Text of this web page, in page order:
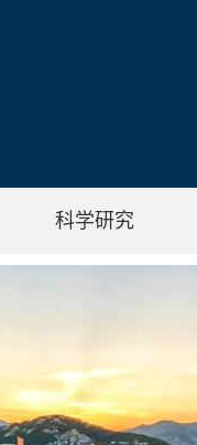
科学研究